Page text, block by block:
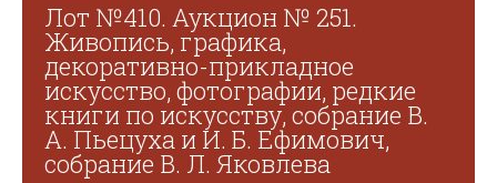
Лот №410. Аукцион № 251.
Живопись, графика,
декоративно-прикладное
искусство, фотографии, редкие
книги по искусству, собрание В.
А. Пьецуха и И. Б. Ефимович,
собрание В. Л. Яковлева